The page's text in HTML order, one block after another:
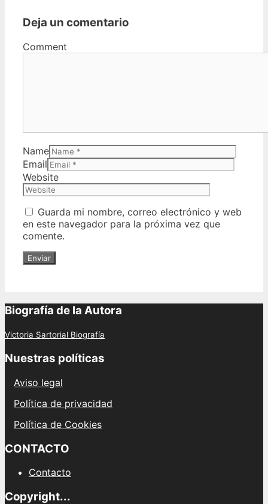
Deja un comentario
Comment
Name
Email
Website
Guarda mi nombre, correo electrónico y web
en este navegador para la próxima vez que
comente.
Biografía de la Autora
Victoria Sartorial Biografía
Nuestras políticas
Aviso legal
Política de privacidad
Política de Cookies
CONTACTO
Contacto
Copyright...